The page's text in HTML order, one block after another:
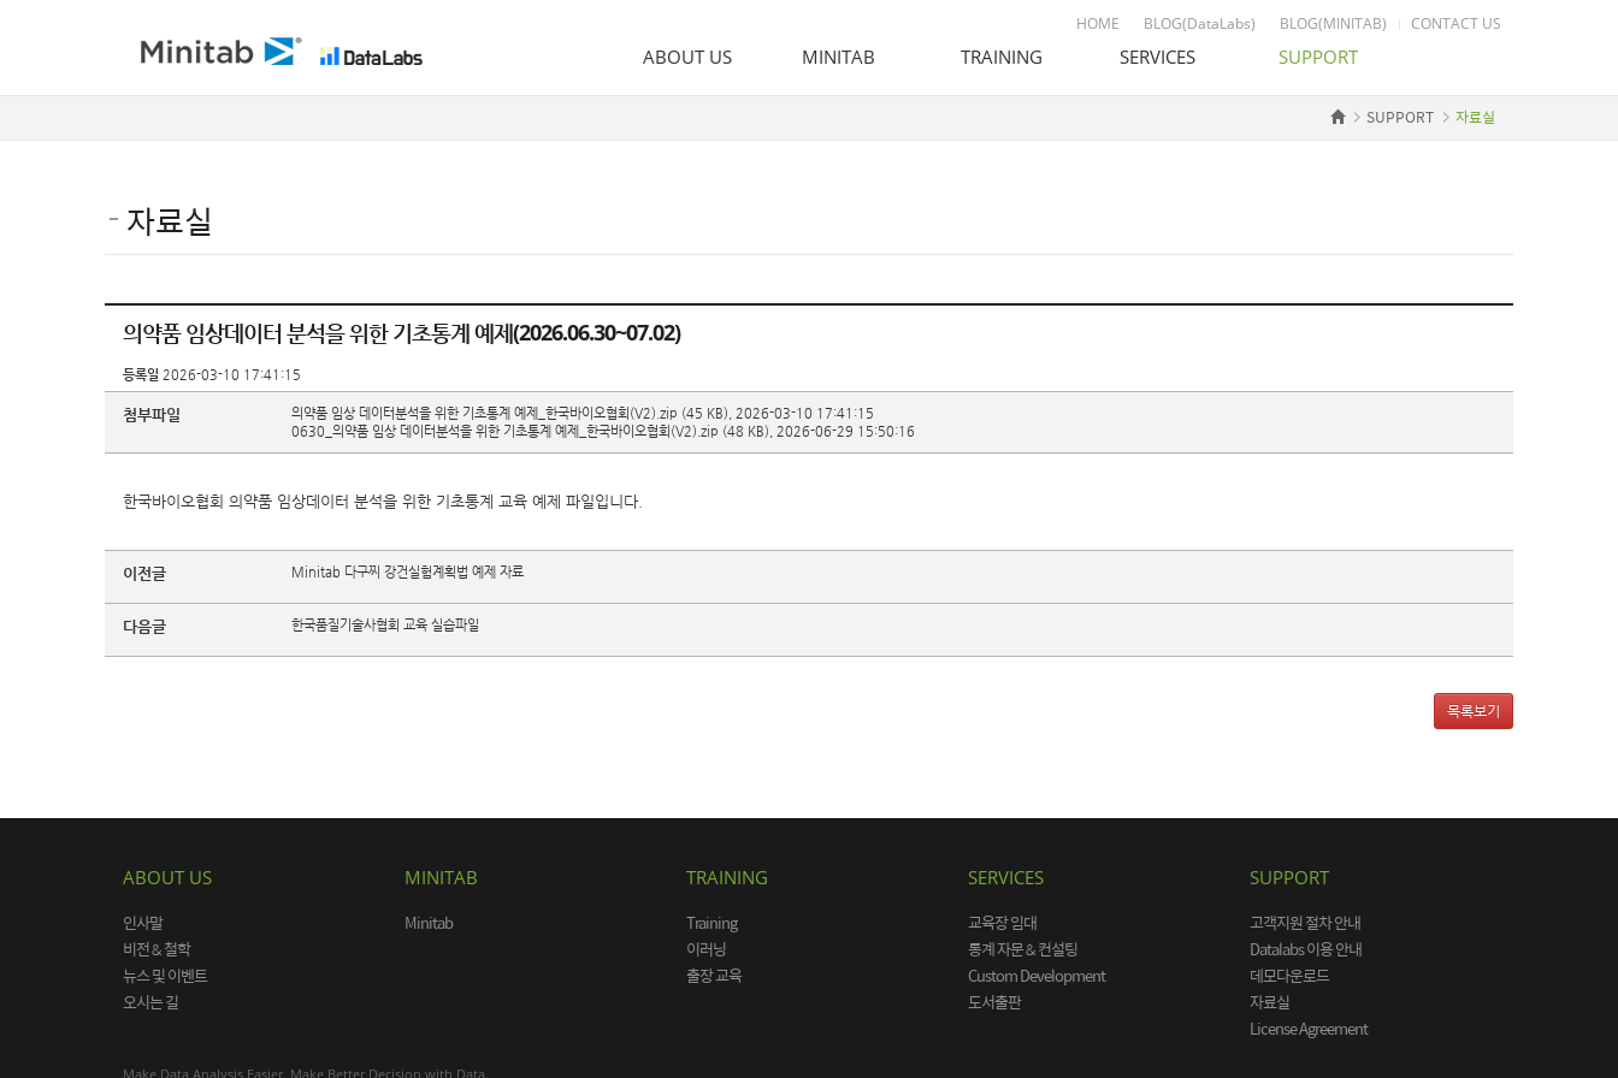
ABOUT US MINITAB TRAINING SERVICES SUPPORT
HOME BLOG(DataLabs) BLOG(MINITAB) CONTACT US
SUPPORT 자료실
자료실
의약품 임상데이터 분석을 위한 기초통계 예제(2026.06.30~07.02)
등록일 2026-03-10 17:41:15
첨부파일 의약품 임상 데이터분석을 위한 기초통계 예제_한국바이오협회(V2).zip (45 KB), 2026-03-10 17:41:15
0630_의약품 임상 데이터분석을 위한 기초통계 예제_한국바이오협회(V2).zip (48 KB), 2026-06-29 15:50:16
한국바이오협회 의약품 임상데이터 분석을 위한 기초통계 교육 예제 파일입니다.
이전글 Minitab 다구찌 강건실험계획법 예제 자료
다음글 한국품질기술사협회 교육 실습파일
목록보기
ABOUT US
인사말
비전 & 철학
뉴스 및 이벤트
오시는 길
MINITAB
Minitab
TRAINING
Training
이러닝
출장 교육
SERVICES
교육장 임대
통계 자문 & 컨설팅
Custom Development
도서출판
SUPPORT
고객지원 절차 안내
Datalabs 이용 안내
데모다운로드
자료실
License Agreement
Make Data Analysis Easier. Make Better Decision with Data.